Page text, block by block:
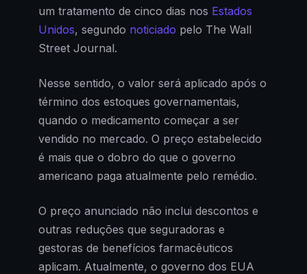
um tratamento de cinco dias nos Estados
Unidos, segundo noticiado pelo The Wall
Street Journal.
Nesse sentido, o valor será aplicado após o
término dos estoques governamentais,
quando o medicamento começar a ser
vendido no mercado. O preço estabelecido
é mais que o dobro do que o governo
americano paga atualmente pelo remédio.
O preço anunciado não inclui descontos e
outras reduções que seguradoras e
gestoras de benefícios farmacêuticos
aplicam. Atualmente, o governo dos EUA